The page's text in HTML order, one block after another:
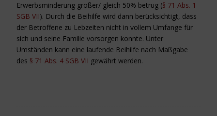
Erwerbsminderung größer/ gleich 50% betrug (§ 71 Abs. 1
SGB VII). Durch die Beihilfe wird dann berücksichtigt, dass
der Betroffene zu Lebzeiten nicht in vollem Umfange für
sich und seine Familie vorsorgen konnte. Unter
Umständen kann eine laufende Beihilfe nach Maßgabe
des § 71 Abs. 4 SGB VII gewährt werden.